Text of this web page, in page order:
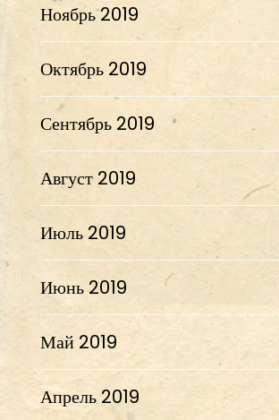
Ноябрь 2019
Октябрь 2019
Сентябрь 2019
Август 2019
Июль 2019
Июнь 2019
Май 2019
Апрель 2019